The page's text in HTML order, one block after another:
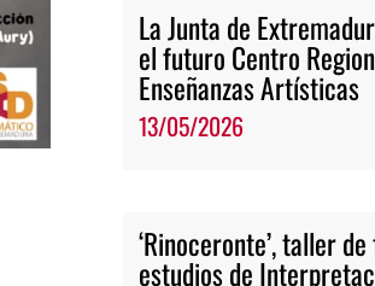
La Junta de
el futuro Centro
Enseñanzas Artísticas
13/05/2026
‘Rinoceronte’, taller
estudios de